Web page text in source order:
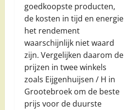
goedkoopste producten,
de kosten in tijd en energie
het rendement
waarschijnlijk niet waard
zijn. Vergelijken daarom de
prijzen in twee winkels
zoals Eijgenhuijsen / H in
Grootebroek om de beste
prijs voor de duurste